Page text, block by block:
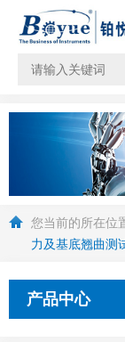
您当前的所在位
力及基底翘曲测
产品中心